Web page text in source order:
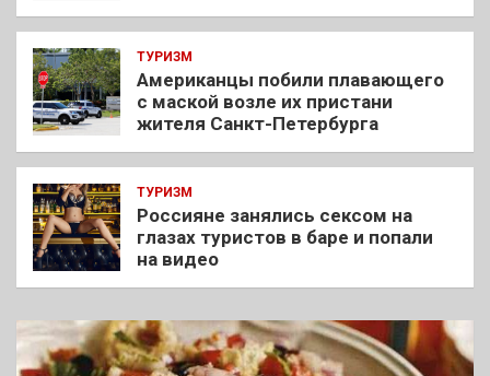
ТУРИЗМ
Американцы побили плавающего
с маской возле их пристани
жителя Санкт-Петербурга
ТУРИЗМ
Россияне занялись сексом на
глазах туристов в баре и попали
на видео